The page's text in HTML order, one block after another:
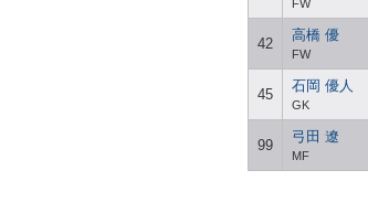
FW
42
高橋 優
FW
45
石岡 優人
GK
99
弓田 遼
MF